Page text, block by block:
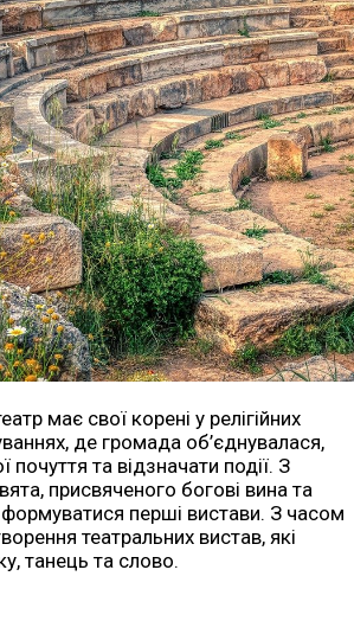
має свої корені у релігійних
де громада об’єднувалася,
та відзначати події. З
присвяченого богові вина та
формуватися перші вистави. З часом
театральних вистав, які
танець та слово.